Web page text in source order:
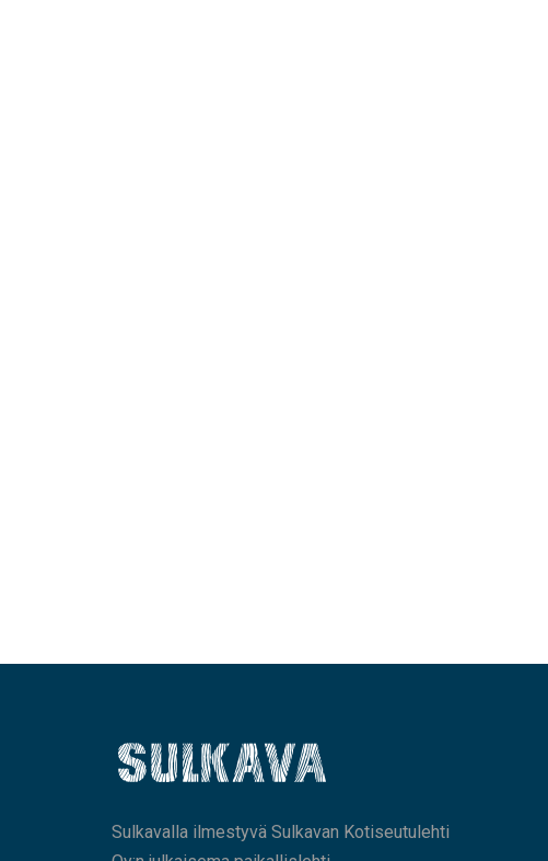
Sulkavalla ilmestyvä Sulkavan Kotiseutulehti